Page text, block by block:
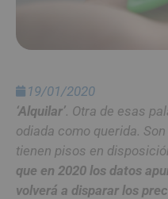
19/01/2020
‘Alquilar’. Otra de esas
odiada como querida.
tienen pisos en
que en 2020 los datos
volverá a disparar los